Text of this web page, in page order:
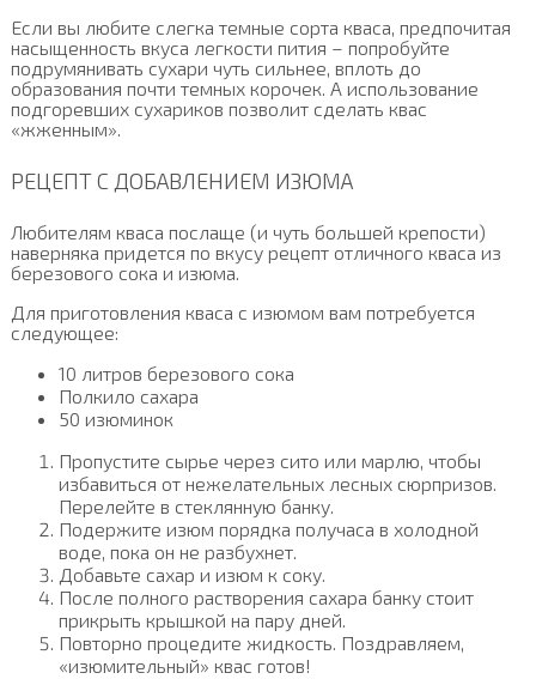
Если вы любите слегка темные сорта кваса, предпочитая
насыщенность вкуса легкости пития – попробуйте
подрумянивать сухари чуть сильнее, вплоть до
образования почти темных корочек. А использование
подгоревших сухариков позволит сделать квас
«жженным».
РЕЦЕПТ С ДОБАВЛЕНИЕМ ИЗЮМА
Любителям кваса послаще (и чуть большей крепости)
наверняка придется по вкусу рецепт отличного кваса из
березового сока и изюма.
Для приготовления кваса с изюмом вам потребуется
следующее:
10 литров березового сока
Полкило сахара
50 изюминок
Пропустите сырье через сито или марлю, чтобы
избавиться от нежелательных лесных сюрпризов.
Перелейте в стеклянную банку.
Подержите изюм порядка получаса в холодной
воде, пока он не разбухнет.
Добавьте сахар и изюм к соку.
После полного растворения сахара банку стоит
прикрыть крышкой на пару дней.
Повторно процедите жидкость. Поздравляем,
«изюмительный» квас готов!